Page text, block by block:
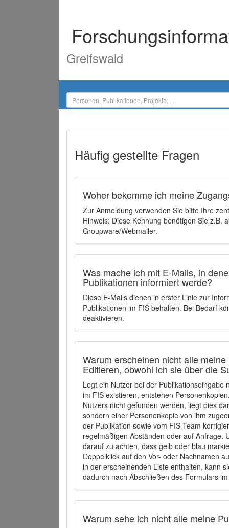
Greifswald
Häufig gestellte Fragen
Woher bekomme ich meine
Zur Anmeldung verwenden Sie bitte Ihre
Hinweis: Diese Kennung benötigen Sie z.B.
Groupware/Webmailer.
Was mache ich mit E-Mails, in
Publikationen informiert werde?
Diese E-Mails dienen in erster Linie zur
Publikationen im FIS behalten. Bei Bedarf
deaktivieren.
Warum erscheinen nicht alle
Editieren, obwohl ich sie über die
Legt ein Nutzer bei der
im FIS existieren, entstehen
Nutzers nicht gefunden werden, liegt dies
sondern einer Personenkopie von ihm
der Publikation sowie vom FIS-Team
regelmäßigen Abständen oder auf Anfrage.
darauf zu achten, dass gelb oder blau
Doppelklick auf den Vor- oder Nachnamen
in der erscheinenden Liste enthalten, kann
dadurch nach Abschließen des Formulars
Warum sehe ich nicht alle meine